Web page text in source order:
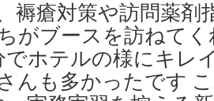
褥瘡対策や訪問薬剤
がブースを訪ねて
でホテルの様にキレ
んも多かったです